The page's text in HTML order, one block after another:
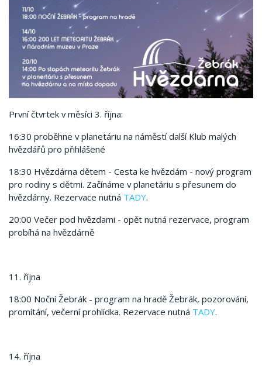
První čtvrtek v měsíci 3. října:
16:30 proběhne v planetáriu na náměstí další Klub malých
hvězdářů pro přihlášené
18:30 Hvězdárna dětem - Cesta ke hvězdám - nový program
pro rodiny s dětmi. Začínáme v planetáriu s přesunem do
hvězdárny. Rezervace nutná TADY.
20:00 Večer pod hvězdami - opět nutná rezervace, program
probíhá na hvězdárně
11. října
18:00 Noční Žebrák - program na hradě Žebrák, pozorování,
promítání, večerní prohlídka. Rezervace nutná TADY.
14. října